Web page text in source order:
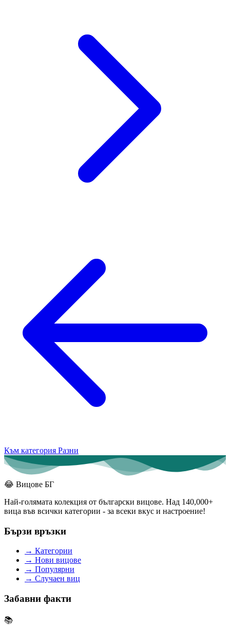
Към категория Разни
😂 Вицове БГ
Най-голямата колекция от български вицове. Над 140,000+
вица във всички категории - за всеки вкус и настроение!
Бързи връзки
→ Категории
→ Нови вицове
→ Популярни
→ Случаен виц
Забавни факти
📚